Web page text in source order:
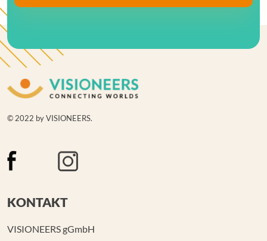
© 2022 by VISIONEERS.
KONTAKT
VISIONEERS gGmbH